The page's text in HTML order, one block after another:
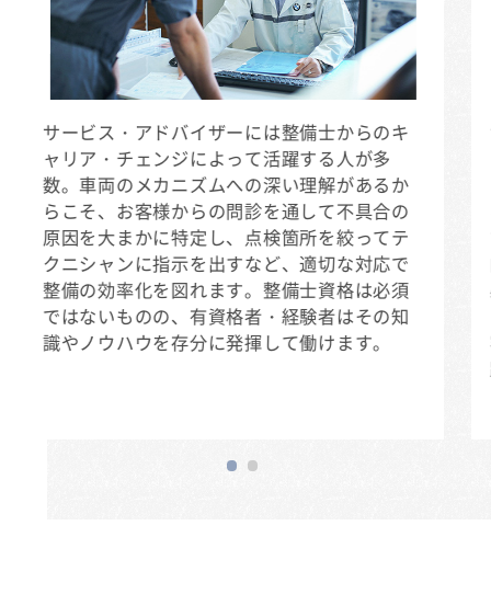
サービス・アドバイザーには整備士からのキ
ャリア・チェンジによって活躍する人が多
数。車両のメカニズムへの深い理解があるか
らこそ、お客様からの問診を通して不具合の
原因を大まかに特定し、点検箇所を絞ってテ
クニシャンに指示を出すなど、適切な対応で
整備の効率化を図れます。整備士資格は必須
ではないものの、有資格者・経験者はその知
識やノウハウを存分に発揮して働けます。